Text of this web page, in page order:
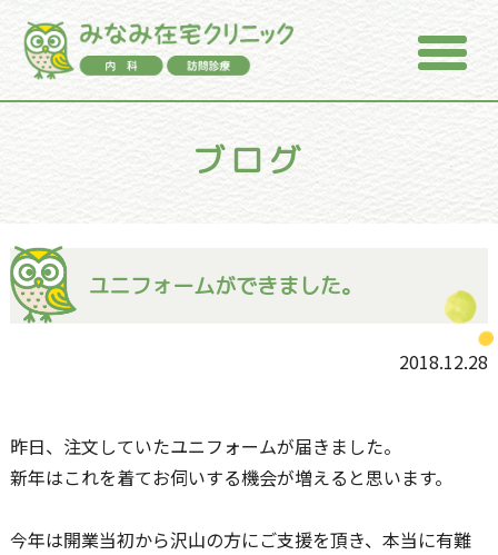
ブログ
ユニフォームができました。
2018.12.28
昨日、注文していたユニフォームが届きました。
新年はこれを着てお伺いする機会が増えると思います。
今年は開業当初から沢山の方にご支援を頂き、本当に有難